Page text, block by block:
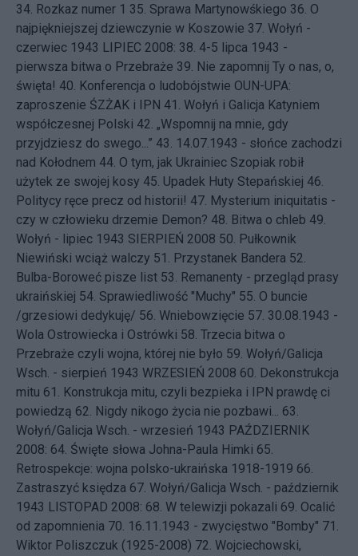
34. Rozkaz numer 1 35. Sprawa Martynowśkiego 36. O
najpiękniejszej dziewczynie w Koszowie 37. Wołyń -
czerwiec 1943 LIPIEC 2008: 38. 4-5 lipca 1943 -
pierwsza bitwa o Przebraże 39. Nie zapomnij Ty o nas, o,
święta! 40. Konferencja o ludobójstwie OUN-UPA:
zaproszenie ŚZŻAK i IPN 41. Wołyń i Galicja Katyniem
współczesnej Polski 42. „Wspomnij na mnie, gdy
przyjdziesz do swego...” 43. 14.07.1943 - słońce zachodzi
nad Kołodnem 44. O tym, jak Ukrainiec Szopiak robił
użytek ze swojej kosy 45. Upadek Huty Stepańskiej 46.
Politycy ręce precz od historii! 47. Mysterium iniquitatis -
czy w człowieku drzemie Demon? 48. Bitwa o chleb 49.
Wołyń - lipiec 1943 SIERPIEŃ 2008 50. Pułkownik
Niewiński wciąż walczy 51. Przystanek Bandera 52.
Bulba-Boroweć pisze list 53. Remanenty - przegląd prasy
ukraińskiej 54. Sprawiedliwość "Muchy" 55. O buncie
/grzesiowi dedykuję/ 56. Wniebowzięcie 57. 30.08.1943 -
Wola Ostrowiecka i Ostrówki 58. Trzecia bitwa o
Przebraże czyli wojna, której nie było 59. Wołyń/Galicja
Wsch. - sierpień 1943 WRZESIEŃ 2008 60. Dekonstrukcja
mitu 61. Konstrukcja mitu, czyli bezpieka i IPN prawdę ci
powiedzą 62. Nigdy nikogo życia nie pozbawi... 63.
Wołyń/Galicja Wsch. - wrzesień 1943 PAŹDZIERNIK
2008: 64. Święte słowa Johna-Paula Himki 65.
Retrospekcje: wojna polsko-ukraińska 1918-1919 66.
Zastraszyć księdza 67. Wołyń/Galicja Wsch. - październik
1943 LISTOPAD 2008: 68. W telewizji pokazali 69. Ocalić
od zapomnienia 70. 16.11.1943 - zwycięstwo "Bomby" 71.
Wiktor Poliszczuk (1925-2008) 72. Wojciechowski,